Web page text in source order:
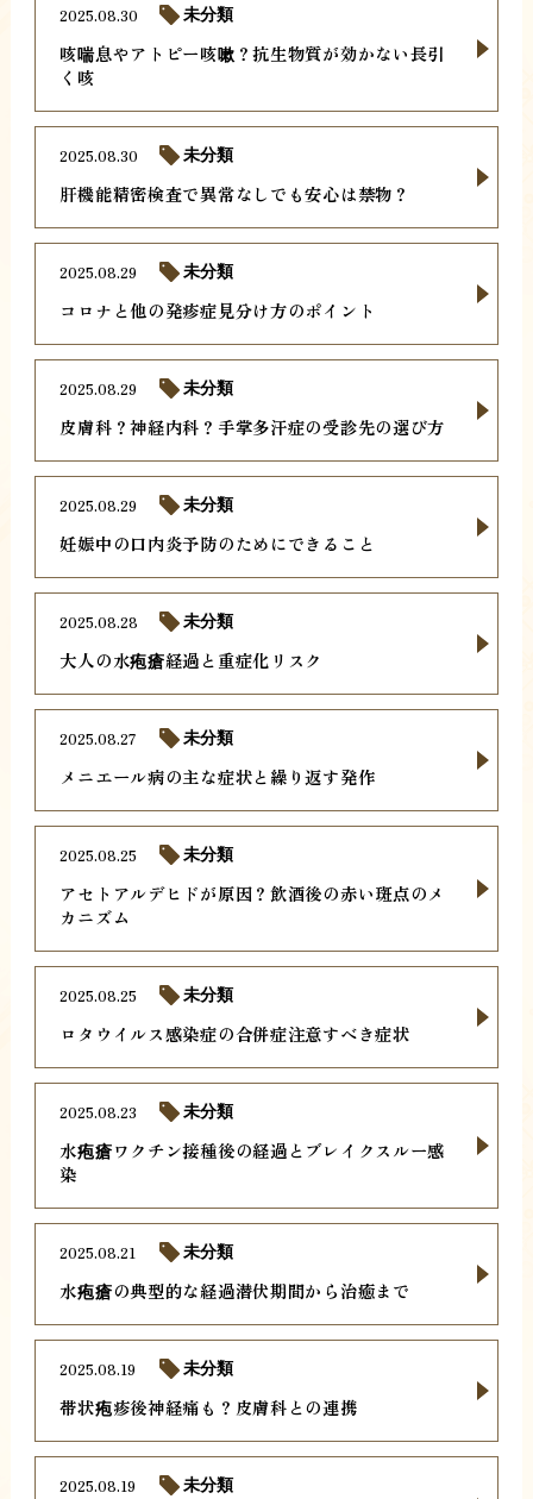
咳喘息やアトピー咳嗽？抗生物質が効かない長引
く咳
2025.08.30 未分類
肝機能精密検査で異常なしでも安心は禁物？
2025.08.30 未分類
コロナと他の発疹症見分け方のポイント
2025.08.29 未分類
皮膚科？神経内科？手掌多汗症の受診先の選び方
2025.08.29 未分類
妊娠中の口内炎予防のためにできること
2025.08.29 未分類
大人の水疱瘡経過と重症化リスク
2025.08.28 未分類
メニエール病の主な症状と繰り返す発作
2025.08.27 未分類
アセトアルデヒドが原因？飲酒後の赤い斑点のメ
カニズム
2025.08.25 未分類
ロタウイルス感染症の合併症注意すべき症状
2025.08.25 未分類
水疱瘡ワクチン接種後の経過とブレイクスルー感
染
2025.08.23 未分類
水疱瘡の典型的な経過潜伏期間から治癒まで
2025.08.21 未分類
帯状疱疹後神経痛も？皮膚科との連携
2025.08.19 未分類
2025.08.19 未分類